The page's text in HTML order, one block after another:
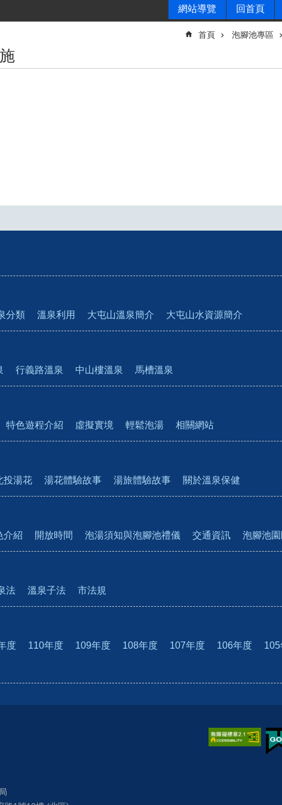
網站導覽 回首頁
首頁 泡腳池專區
分類 溫泉利用 大屯山溫泉簡介 大屯山水資源簡介
行義路溫泉 中山樓溫泉 馬槽溫泉
特色遊程介紹 虛擬實境 輕鬆泡湯 相關網站
投湯花 湯花體驗故事 湯旅體驗故事 關於溫泉保健
介紹 開放時間 泡湯須知與泡腳池禮儀 交通資訊 泡腳池
法 溫泉子法 市法規
度 110年度 109年度 108年度 107年度 106年度